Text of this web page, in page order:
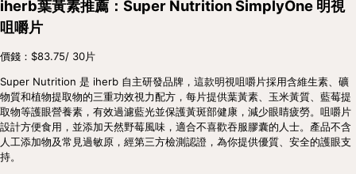
iherb葉黃素推薦：Super Nutrition SimplyOne 明視
咀嚼片
價錢：$83.75/ 30片
Super Nutrition 是 iherb 自主研發品牌，這款明視咀嚼片採用含維生素、礦
物質和植物提取物的三重功效視力配方，每片提供葉黃素、玉米黃質、藍莓提
取物等護眼營養素，有效過濾藍光並保護黃斑部健康，減少眼睛疲勞。咀嚼片
設計方便食用，並添加天然野莓風味，適合不喜歡吞服膠囊的人士。產品不含
人工添加物及常見過敏原，經第三方檢測認證，為你提供優質、安全的護眼支
持。